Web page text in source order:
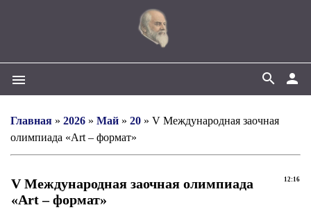
menu person
search
Главная » 2026 » Май » 20 » V Международная заочная
олимпиада «Art – формат»
12:16
V Международная заочная олимпиада
«Art – формат»